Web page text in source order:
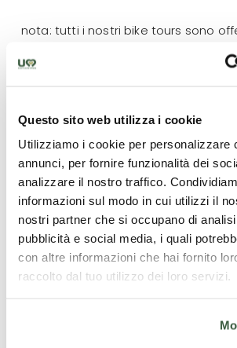
Questo sito web utilizza i cookie
Utilizziamo i cookie per personalizzare
annunci, per fornire funzionalità dei
analizzare il nostro traffico.
informazioni sul modo in cui utilizzi il
nostri partner che si occupano di
pubblicità e social media, i quali
con altre informazioni che hai fornito
raccolto dal tuo utilizzo dei loro servizi.
nota: tutti i nostri bike tours sono
partenza ogni venerdì per tutta
sempre personalizzare il vostro
Cosa è incluso
4 pernottamenti;
Tutte le colazioni + 2 cene;
Trasporto bagagli;
Road Book e mappe;
Visita guidata di Assisi con